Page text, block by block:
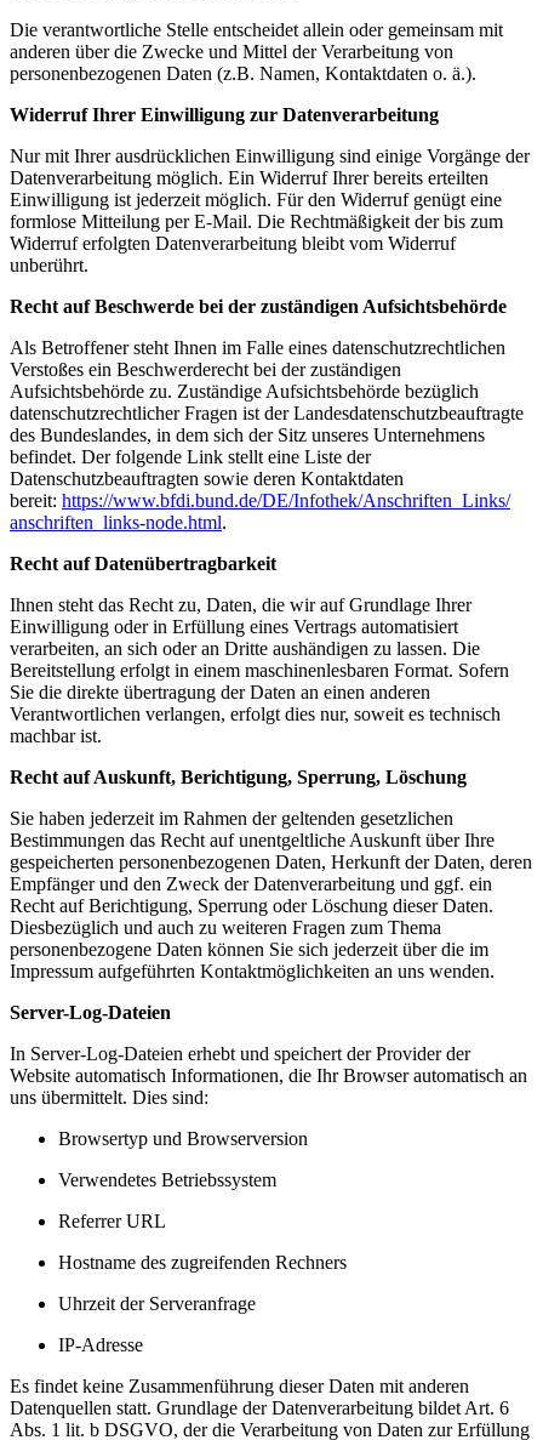
Die verantwortliche Stelle entscheidet allein oder gemeinsam mit
anderen über die Zwecke und Mittel der Verarbeitung von
personenbezogenen Daten (z.B. Namen, Kontaktdaten o. ä.).
Widerruf Ihrer Einwilligung zur Datenverarbeitung
Nur mit Ihrer ausdrücklichen Einwilligung sind einige Vorgänge der
Datenverarbeitung möglich. Ein Widerruf Ihrer bereits erteilten
Einwilligung ist jederzeit möglich. Für den Widerruf genügt eine
formlose Mitteilung per E-Mail. Die Rechtmäßigkeit der bis zum
Widerruf erfolgten Datenverarbeitung bleibt vom Widerruf
unberührt.
Recht auf Beschwerde bei der zuständigen Aufsichtsbehörde
Als Betroffener steht Ihnen im Falle eines datenschutzrechtlichen
Verstoßes ein Beschwerderecht bei der zuständigen
Aufsichtsbehörde zu. Zuständige Aufsichtsbehörde bezüglich
datenschutzrechtlicher Fragen ist der Landesdatenschutzbeauftragte
des Bundeslandes, in dem sich der Sitz unseres Unternehmens
befindet. Der folgende Link stellt eine Liste der
Datenschutzbeauftragten sowie deren Kontaktdaten
bereit: https://www.bfdi.bund.de/DE/Infothek/Anschriften_Links/
anschriften_links-node.html.
Recht auf Datenübertragbarkeit
Ihnen steht das Recht zu, Daten, die wir auf Grundlage Ihrer
Einwilligung oder in Erfüllung eines Vertrags automatisiert
verarbeiten, an sich oder an Dritte aushändigen zu lassen. Die
Bereitstellung erfolgt in einem maschinenlesbaren Format. Sofern
Sie die direkte übertragung der Daten an einen anderen
Verantwortlichen verlangen, erfolgt dies nur, soweit es technisch
machbar ist.
Recht auf Auskunft, Berichtigung, Sperrung, Löschung
Sie haben jederzeit im Rahmen der geltenden gesetzlichen
Bestimmungen das Recht auf unentgeltliche Auskunft über Ihre
gespeicherten personenbezogenen Daten, Herkunft der Daten, deren
Empfänger und den Zweck der Datenverarbeitung und ggf. ein
Recht auf Berichtigung, Sperrung oder Löschung dieser Daten.
Diesbezüglich und auch zu weiteren Fragen zum Thema
personenbezogene Daten können Sie sich jederzeit über die im
Impressum aufgeführten Kontaktmöglichkeiten an uns wenden.
Server-Log-Dateien
In Server-Log-Dateien erhebt und speichert der Provider der
Website automatisch Informationen, die Ihr Browser automatisch an
uns übermittelt. Dies sind:
Browsertyp und Browserversion
Verwendetes Betriebssystem
Referrer URL
Hostname des zugreifenden Rechners
Uhrzeit der Serveranfrage
IP-Adresse
Es findet keine Zusammenführung dieser Daten mit anderen
Datenquellen statt. Grundlage der Datenverarbeitung bildet Art. 6
Abs. 1 lit. b DSGVO, der die Verarbeitung von Daten zur Erfüllung